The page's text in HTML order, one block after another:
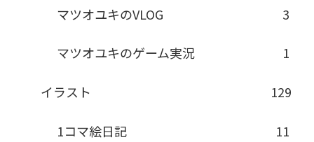
マツオユキのVLOG 3
マツオユキのゲーム実況 1
イラスト 129
1コマ絵日記 11